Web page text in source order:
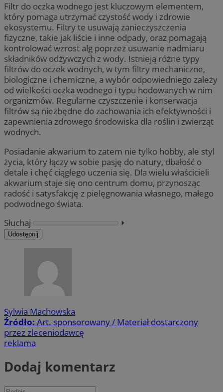
Filtr do oczka wodnego jest kluczowym elementem,
który pomaga utrzymać czystość wody i zdrowie
ekosystemu. Filtry te usuwają zanieczyszczenia
fizyczne, takie jak liście i inne odpady, oraz pomagają
kontrolować wzrost alg poprzez usuwanie nadmiaru
składników odżywczych z wody. Istnieją różne typy
filtrów do oczek wodnych, w tym filtry mechaniczne,
biologiczne i chemiczne, a wybór odpowiedniego zależy
od wielkości oczka wodnego i typu hodowanych w nim
organizmów. Regularne czyszczenie i konserwacja
filtrów są niezbędne do zachowania ich efektywności i
zapewnienia zdrowego środowiska dla roślin i zwierząt
wodnych.
Posiadanie akwarium to zatem nie tylko hobby, ale styl
życia, który łączy w sobie pasję do natury, dbałość o
detale i chęć ciągłego uczenia się. Dla wielu właścicieli
akwarium staje się ono centrum domu, przynosząc
radość i satysfakcję z pielęgnowania własnego, małego
podwodnego świata.
Słuchaj
⏵︎
Udostępnij
Sylwia Machowska
Źródło: Art. sponsorowany / Materiał dostarczony
przez zleceniodawcę
reklama
Dodaj komentarz